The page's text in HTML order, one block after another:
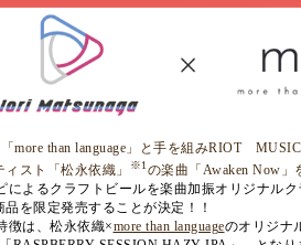
「more than language 」と手を組みRIOT MUSIC
ィスト「松永依織」 ※1 の楽曲「 Awaken Now 」
によるクラフトビールを楽曲加振オリジナル
品を限定発売することが決定！！
徴は、松永依織×more than languageのオリジナ